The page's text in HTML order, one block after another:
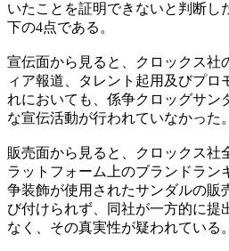
いたことを証明できないと判断し
下の4点である。
宣伝面から見ると、クロックス社
ィア報道、タレント起用及びプロ
れにおいても、係争クロッグサン
な宣伝活動が行われていなかった。
販売面から見ると、クロックス社
ラットフォーム上のブランドラン
争装飾が使用されたサンダルの販
び付けられず、同社が一方的に提
なく、その真実性が疑われている。